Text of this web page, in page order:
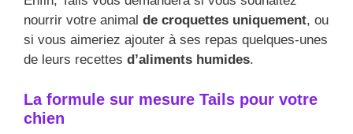
nourrir votre animal de croquettes uniquement, ou
si vous aimeriez ajouter à ses repas quelques-unes
de leurs recettes d’aliments humides.
La formule sur mesure Tails pour votre
chien